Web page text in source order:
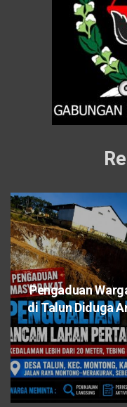
Pengaduan
di Talun Diduga